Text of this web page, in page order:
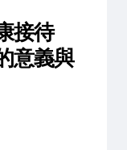
接待
意義與